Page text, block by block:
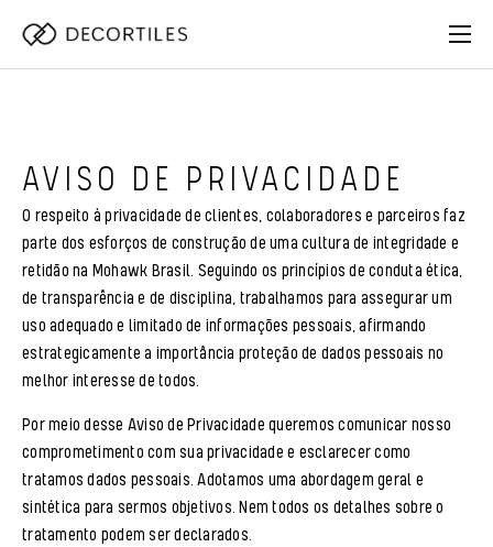
AVISO DE PRIVACIDADE
O respeito à privacidade de clientes, colaboradores e parceiros faz
parte dos esforços de construção de uma cultura de integridade e
retidão na Mohawk Brasil. Seguindo os princípios de conduta ética,
de transparência e de disciplina, trabalhamos para assegurar um
uso adequado e limitado de informações pessoais, afirmando
estrategicamente a importância proteção de dados pessoais no
melhor interesse de todos.
Por meio desse Aviso de Privacidade queremos comunicar nosso
comprometimento com sua privacidade e esclarecer como
tratamos dados pessoais. Adotamos uma abordagem geral e
sintética para sermos objetivos. Nem todos os detalhes sobre o
tratamento podem ser declarados.